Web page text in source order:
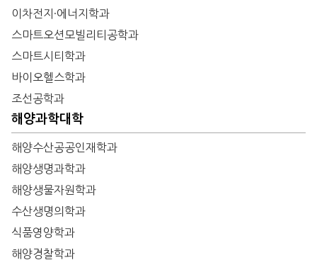
이차전지·에너지학과
스마트오션모빌리티공학과
스마트시티학과
바이오헬스학과
조선공학과
해양과학대학
해양수산공공인재학과
해양생명과학과
해양생물자원학과
수산생명의학과
식품영양학과
해양경찰학과